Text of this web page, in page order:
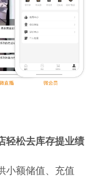
轻松去库存提业绩
小额储值、充值